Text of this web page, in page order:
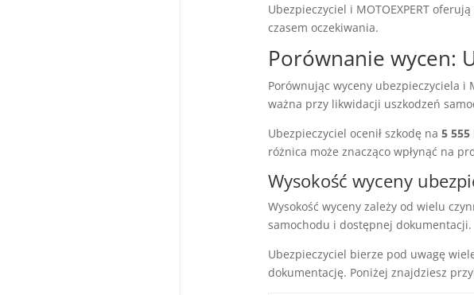
Ubezpieczyciel i MOTOEXPERT
czasem oczekiwania.
Porównanie wycen:
Porównując wyceny ubezpieczyciela i
ważna przy likwidacji uszkodzeń
Ubezpieczyciel ocenił szkodę na 5 555
różnica może znacząco wpłynąć na
Wysokość wyceny
Wysokość wyceny zależy od wielu
samochodu i dostępnej dokumentacji.
Ubezpieczyciel bierze pod uwagę
dokumentację. Poniżej znajdziesz